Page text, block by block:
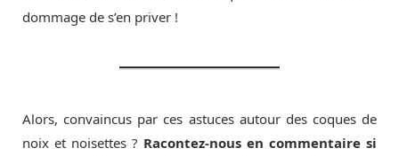
dommage de s’en priver !
Alors, convaincus par ces astuces autour des coques de
noix et noisettes ? Racontez-nous en commentaire si